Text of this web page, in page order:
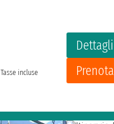
Tasse incluse
Dettagli
Prenota